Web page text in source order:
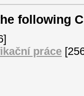
following
práce